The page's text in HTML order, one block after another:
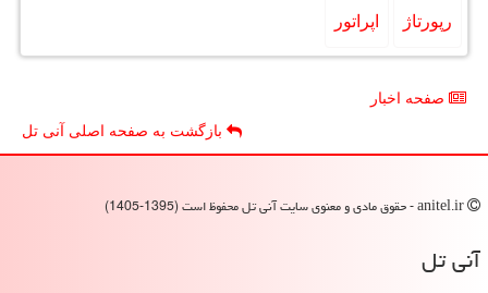
رپورتاژ اپراتور
صفحه اخبار
بازگشت به صفحه اصلی آنی تل
آنی تل